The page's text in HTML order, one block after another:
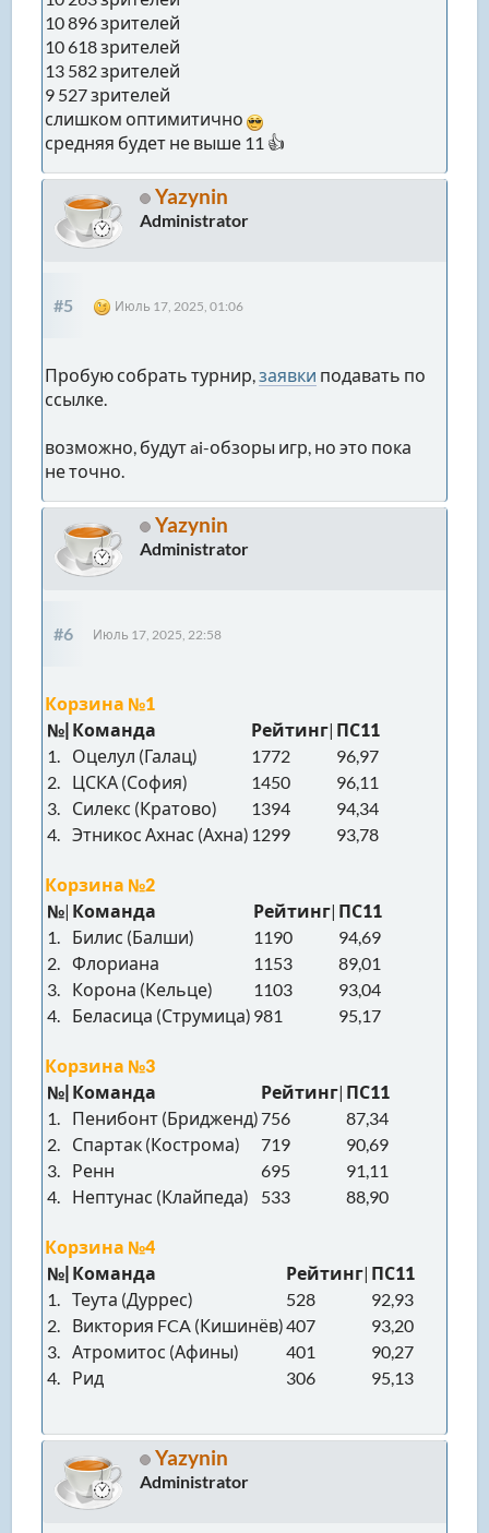
10 896 зрителей
10 618 зрителей
13 582 зрителей
9 527 зрителей
слишком оптимитично
средняя будет не выше 11 👍
Yazynin
Administrator
#5 Июль 17, 2025, 01:06
Пробую собрать турнир,заявки подавать по
ссылке.
возможно, будут ai-обзоры игр, но это пока
не точно.
Yazynin
Administrator
#6 Июль 17, 2025, 22:58
Корзина №1
№| Команда Рейтинг| ПС11
1.
Оцелул (Галац) 1772
96,97
2.
ЦСКА (София) 1450
96,11
3.
Силекс (Кратово) 1394
94,34
4. Этникос Ахнас (Ахна) 1299 93,78
Корзина №2
№| Команда Рейтинг| ПС11
1.
Билис (Балши) 1190
94,69
2. Флориана 1153
89,01
3.
Корона (Кельце) 1103
93,04
4.
Беласица (Струмица) 981 95,17
Корзина №3
№| Команда Рейтинг| ПС11
1.
Пенибонт (Бридженд)756
87,34
2.
Спартак (Кострома) 719
90,69
3.
Ренн 695
91,11
4.
Нептунас (Клайпеда) 533 88,90
Корзина №4
№| Команда Рейтинг| ПС11
1. Теута (Дуррес) 528
92,93
2.
Виктория FCA (Кишинёв)407
93,20
3. Атромитос (Афины) 401
90,27
4.
Рид 306 95,13
Yazynin
Administrator